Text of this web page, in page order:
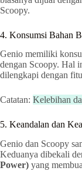
Scoopy.
4. Konsumsi Bahan
Genio memiliki
dengan Scoopy. Hal
dilengkapi dengan
Catatan: Kelebihan
5. Keandalan dan
Genio dan Scoopy
Keduanya dibekali
Power) yang